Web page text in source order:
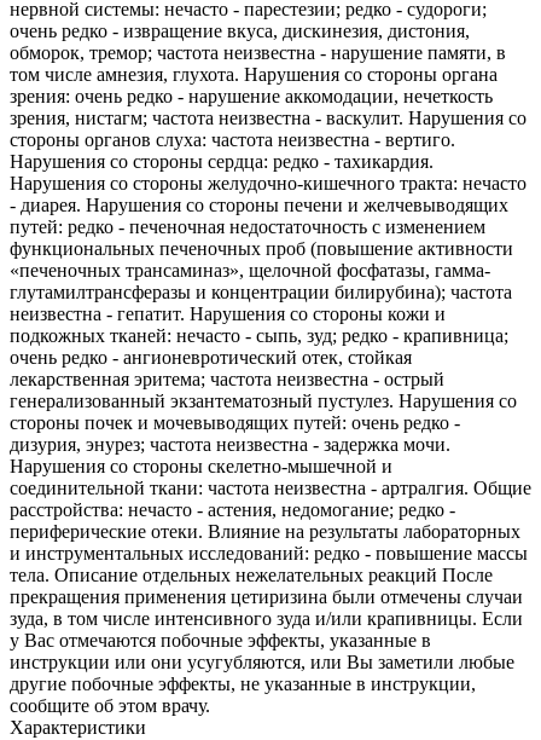
нервной системы: нечасто - парестезии; редко - судороги;
очень редко - извращение вкуса, дискинезия, дистония,
обморок, тремор; частота неизвестна - нарушение памяти, в
том числе амнезия, глухота. Нарушения со стороны органа
зрения: очень редко - нарушение аккомодации, нечеткость
зрения, нистагм; частота неизвестна - васкулит. Нарушения со
стороны органов слуха: частота неизвестна - вертиго.
Нарушения со стороны сердца: редко - тахикардия.
Нарушения со стороны желудочно-кишечного тракта: нечасто
- диарея. Нарушения со стороны печени и желчевыводящих
путей: редко - печеночная недостаточность с изменением
функциональных печеночных проб (повышение активности
«печеночных трансаминаз», щелочной фосфатазы, гамма-
глутамилтрансферазы и концентрации билирубина); частота
неизвестна - гепатит. Нарушения со стороны кожи и
подкожных тканей: нечасто - сыпь, зуд; редко - крапивница;
очень редко - ангионевротический отек, стойкая
лекарственная эритема; частота неизвестна - острый
генерализованный экзантематозный пустулез. Нарушения со
стороны почек и мочевыводящих путей: очень редко -
дизурия, энурез; частота неизвестна - задержка мочи.
Нарушения со стороны скелетно-мышечной и
соединительной ткани: частота неизвестна - артралгия. Общие
расстройства: нечасто - астения, недомогание; редко -
периферические отеки. Влияние на результаты лабораторных
и инструментальных исследований: редко - повышение массы
тела. Описание отдельных нежелательных реакций После
прекращения применения цетиризина были отмечены случаи
зуда, в том числе интенсивного зуда и/или крапивницы. Если
у Вас отмечаются побочные эффекты, указанные в
инструкции или они усугубляются, или Вы заметили любые
другие побочные эффекты, не указанные в инструкции,
сообщите об этом врачу.
Характеристики